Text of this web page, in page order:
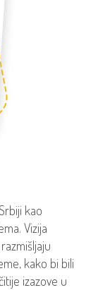
kao
Vizija
kako bi bili
izazove u